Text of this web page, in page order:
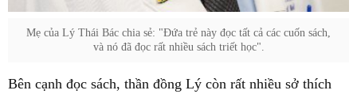
Mẹ của Lý Thái Bác chia sẻ: "Đứa trẻ này đọc tất cả các cuốn sách,
và nó đã đọc rất nhiều sách triết học".
Bên cạnh đọc sách, thần đồng Lý còn rất nhiều sở thích